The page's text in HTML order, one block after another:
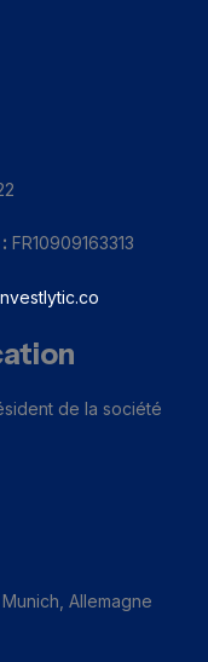
FR10909163313
de la société
Allemagne